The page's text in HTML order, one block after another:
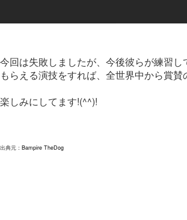
今回は失敗しましたが、今後彼らが練習し
もらえる演技をすれば、全世界中から賞賛
楽しみにしてます!(^^)!
出典元： Bampire TheDog